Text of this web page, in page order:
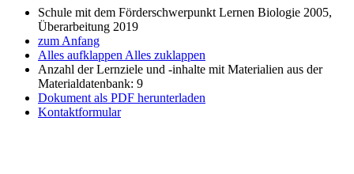
Schule mit dem Förderschwerpunkt Lernen Biologie 2005,
Überarbeitung 2019
zum Anfang
Alles aufklappen Alles zuklappen
Anzahl der Lernziele und -inhalte mit Materialien aus der
Materialdatenbank: 9
Dokument als PDF herunterladen
Kontaktformular